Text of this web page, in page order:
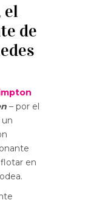
el
de
– por el
un
en